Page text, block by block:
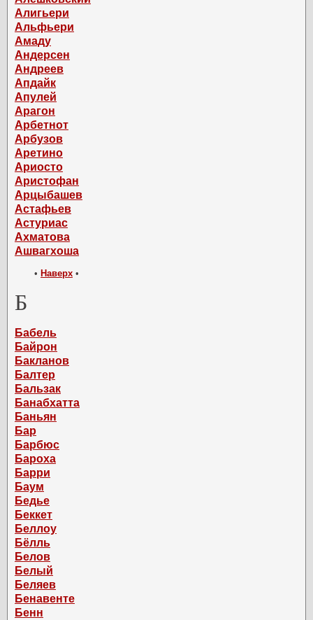
Алигьери
Альфьери
Амаду
Андерсен
Андреев
Апдайк
Апулей
Арагон
Арбетнот
Арбузов
Аретино
Ариосто
Аристофан
Арцыбашев
Астафьев
Астуриас
Ахматова
Ашвагхоша
• Наверх •
Б
Бабель
Байрон
Бакланов
Балтер
Бальзак
Банабхатта
Баньян
Бар
Барбюс
Бароха
Барри
Баум
Бедье
Беккет
Беллоу
Бёлль
Белов
Белый
Беляев
Бенавенте
Бенн